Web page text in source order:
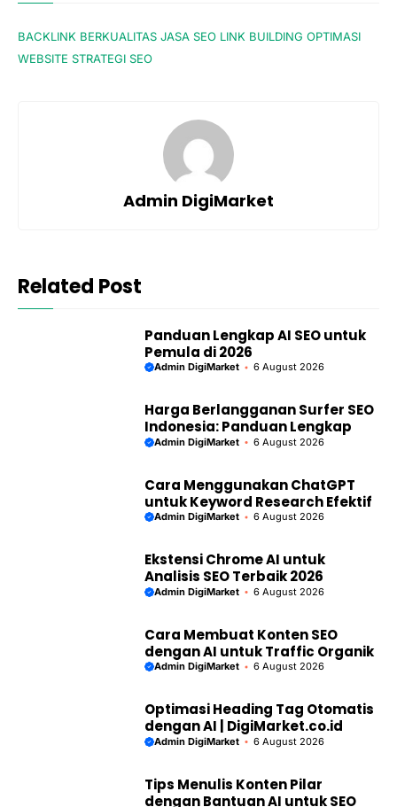
BACKLINK BERKUALITAS JASA SEO LINK BUILDING OPTIMASI
WEBSITE STRATEGI SEO
Admin DigiMarket
Related Post
Panduan Lengkap AI SEO untuk
Pemula di 2026
Admin DigiMarket 6 August 2026
Harga Berlangganan Surfer SEO
Indonesia: Panduan Lengkap
Admin DigiMarket 6 August 2026
Cara Menggunakan ChatGPT
untuk Keyword Research Efektif
Admin DigiMarket 6 August 2026
Ekstensi Chrome AI untuk
Analisis SEO Terbaik 2026
Admin DigiMarket 6 August 2026
Cara Membuat Konten SEO
dengan AI untuk Traffic Organik
Admin DigiMarket 6 August 2026
Optimasi Heading Tag Otomatis
dengan AI | DigiMarket.co.id
Admin DigiMarket 6 August 2026
Tips Menulis Konten Pilar
dengan Bantuan AI untuk SEO